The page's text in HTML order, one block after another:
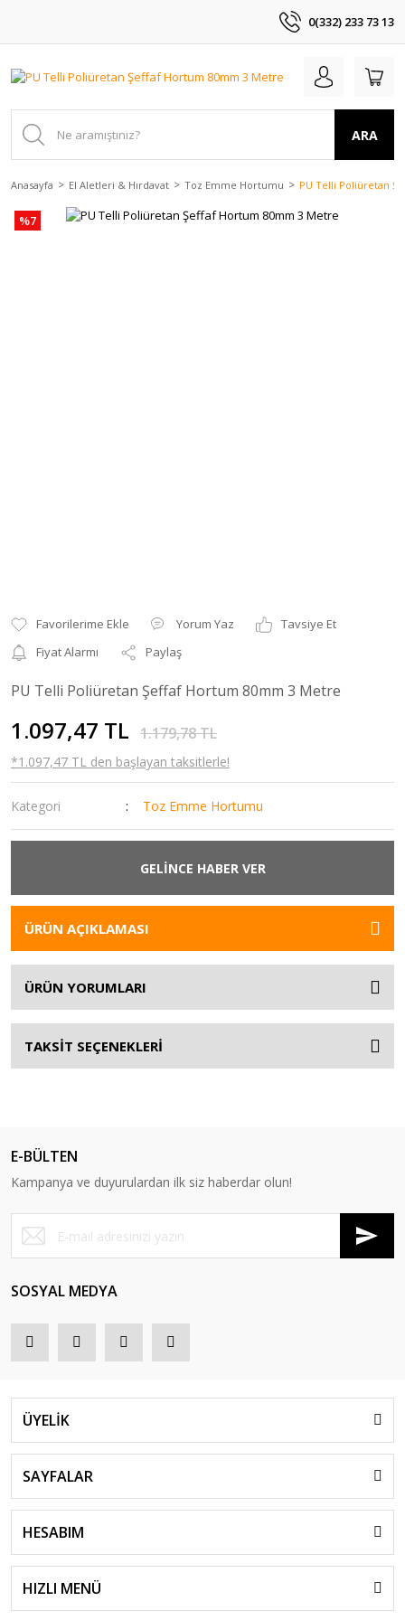
0(332) 233 73 13
ARA
Anasayfa El Aletleri & Hırdavat Toz Emme Hortumu PU Telli Poliüretan
%7
Yorum Yaz
Tavsiye Et
Fiyat Alarmı
Paylaş
PU Telli Poliüretan Şeffaf Hortum 80mm 3 Metre
1.097,47 TL 1.179,78 TL
*1.097,47 TL den başlayan taksitlerle!
Kategori Toz Emme Hortumu
GELİNCE HABER VER
ÜRÜN AÇIKLAMASI
ÜRÜN YORUMLARI
TAKSİT SEÇENEKLERİ
E-BÜLTEN
Kampanya ve duyurulardan ilk siz haberdar olun!
SOSYAL MEDYA
ÜYELİK
SAYFALAR
HESABIM
HIZLI MENÜ